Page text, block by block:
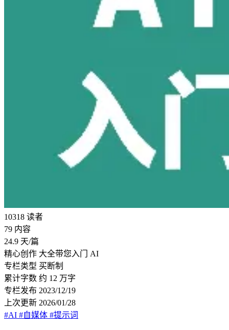
10318 读者
79 内容
24.9 天/篇
精心创作 大全带您入门 AI
专栏类型 买断制
累计字数 约 12 万字
专栏发布 2023/12/19
上次更新 2026/01/28
#AI #自媒体 #提示词